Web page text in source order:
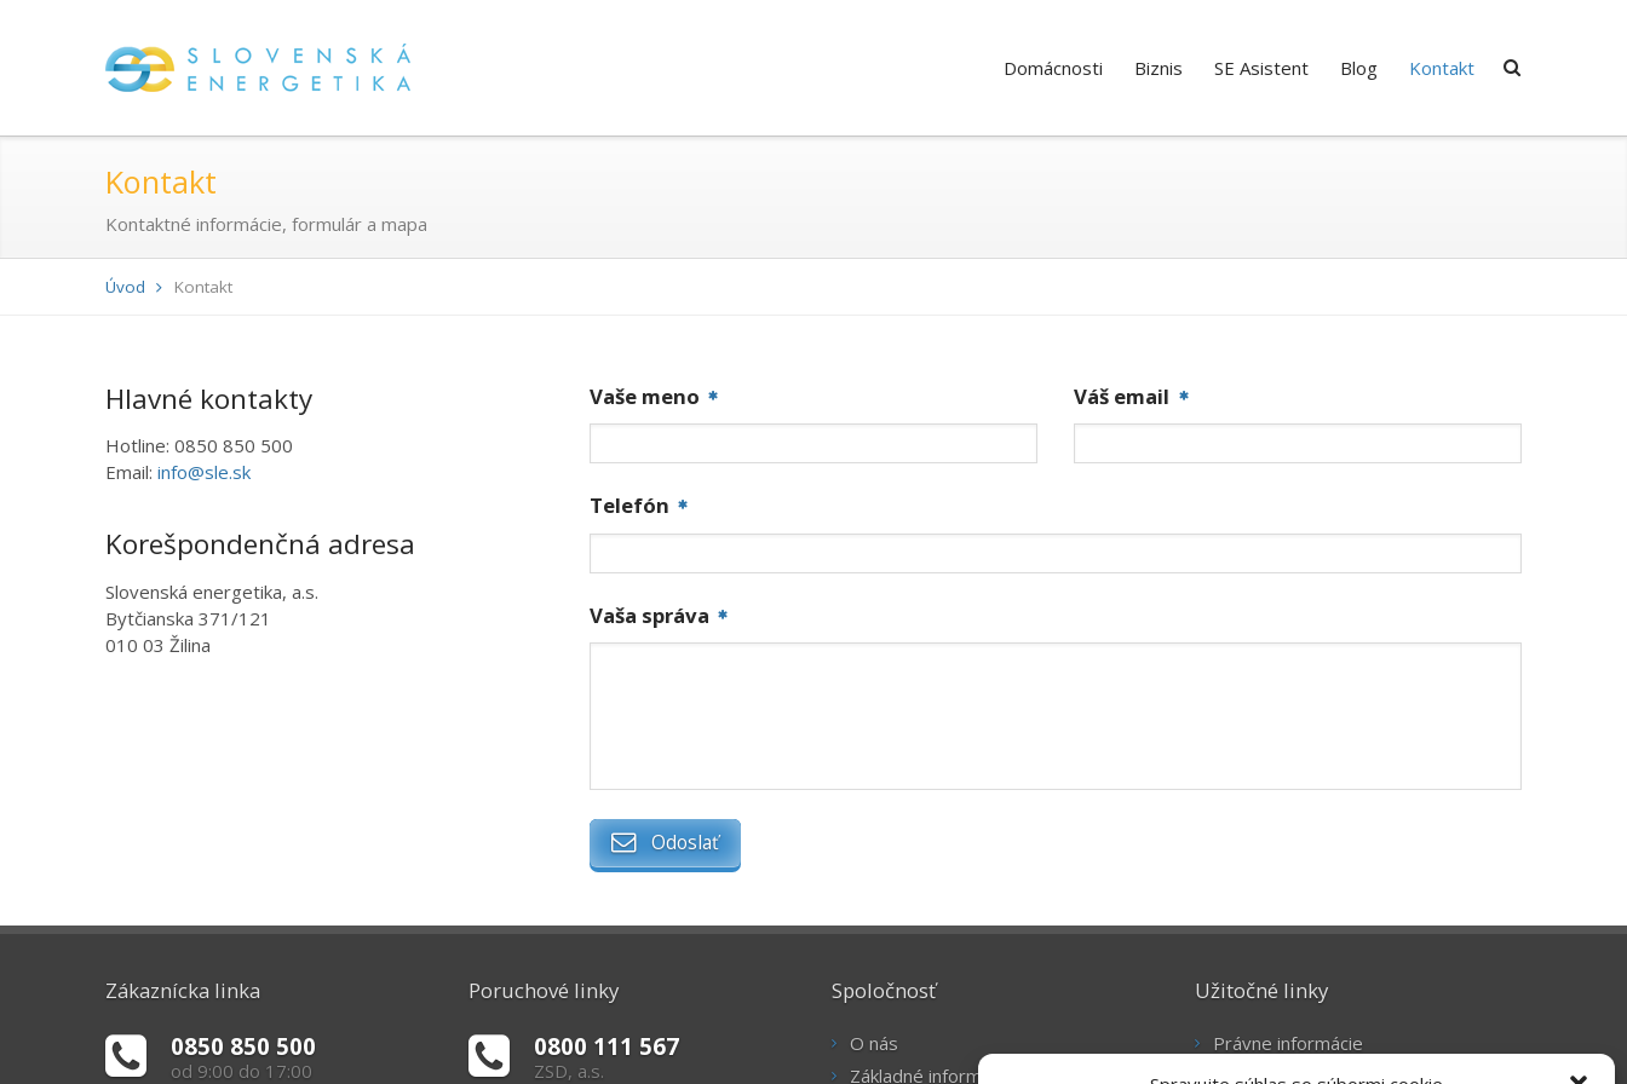
Domácnosti Biznis SE Asistent Blog Kontakt
Kontakt
Kontaktné informácie, formulár a mapa
Úvod Kontakt
Hlavné kontakty
Hotline: 0850 850 500
Email: info@sle.sk
Korešpondenčná adresa
Slovenská energetika, a.s.
Bytčianska 371/121
010 03 Žilina
Vaše meno Váš email
Telefón
Vaša správa
Odoslať
Zákaznícka linka
0850 850 500
od 9:00 do 17:00
Poruchové linky
0800 111 567
ZSD, a.s.
Spoločnosť
O nás
Základné informácie
Užitočné linky
Právne informácie
Súbory cookie